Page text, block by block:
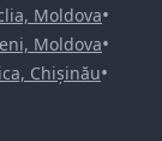
Moldova•
Moldova•
Chișinău•